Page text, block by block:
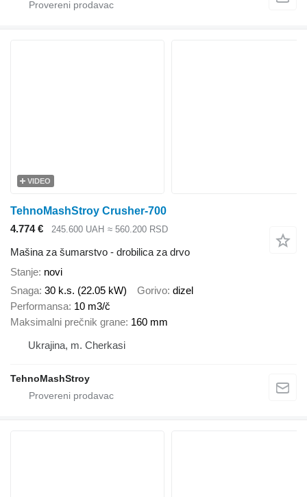
VIDEO
TehnoMashStroy Crusher-700
4.774 €
245.600 UAH ≈ 560.200 RSD
Mašina za šumarstvo - drobilica za drvo
Stanje novi
Snaga 30 k.s. (22.05 kW) Gorivo dizel
Performansa 10 m3/č
Maksimalni prečnik grane 160 mm
Ukrajina, m. Cherkasi
TehnoMashStroy